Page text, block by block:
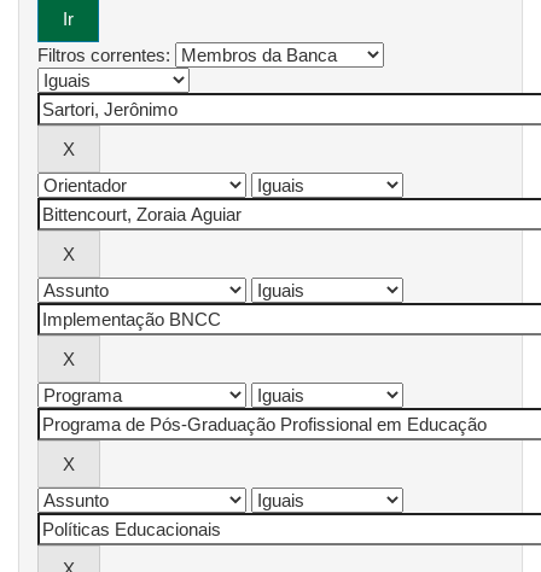
Filtros correntes: